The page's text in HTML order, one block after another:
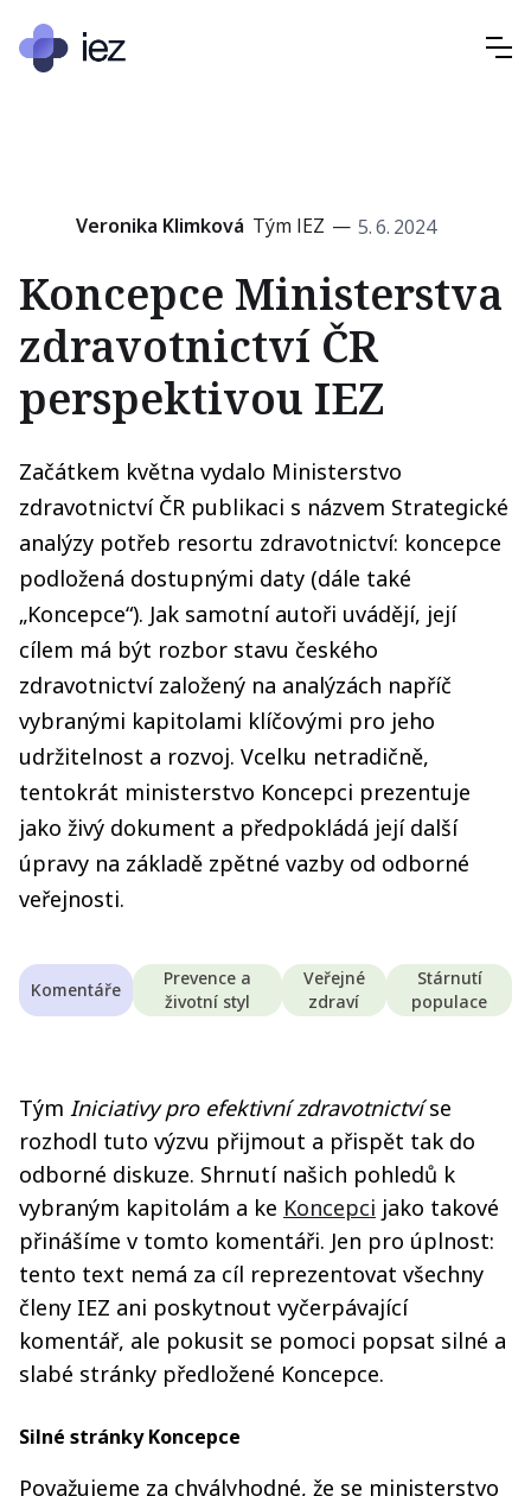
Veronika Klimková Tým IEZ — 5.6. 2024
Koncepce Ministerstva
zdravotnictví ČR
perspektivou IEZ
Začátkem května vydalo Ministerstvo
zdravotnictví ČR publikaci s názvem Strategické
analýzy potřeb resortu zdravotnictví: koncepce
podložená dostupnými daty (dále také
„Koncepce“). Jak samotní autoři uvádějí, její
cílem má být rozbor stavu českého
zdravotnictví založený na analýzách napříč
vybranými kapitolami klíčovými pro jeho
udržitelnost a rozvoj. Vcelku netradičně,
tentokrát ministerstvo Koncepci prezentuje
jako živý dokument a předpokládá její další
úpravy na základě zpětné vazby od odborné
veřejnosti.
Komentáře
Prevence a
životní styl
Veřejné
zdraví
Stárnutí
populace
Tým Iniciativy pro efektivní zdravotnictvíse
rozhodl tuto výzvu přijmout a přispět tak do
odborné diskuze. Shrnutí našich pohledů k
vybraným kapitolám a ke Koncepci jako takové
přinášíme v tomto komentáři. Jen pro úplnost:
tento text nemá za cíl reprezentovat všechny
členy IEZ ani poskytnout vyčerpávající
komentář, ale pokusit se pomoci popsat silné a
slabé stránky předložené Koncepce.
Silné stránky Koncepce
Považujeme za chvályhodné, že se ministerstvo